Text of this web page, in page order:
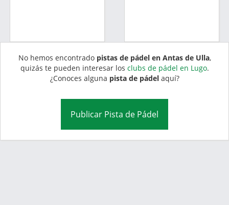
No hemos encontrado pistas de pádel en Antas de Ulla,
quizás te pueden interesar los clubs de pádel en Lugo.
¿Conoces alguna pista de pádelaquí?
Publicar Pista de Pádel